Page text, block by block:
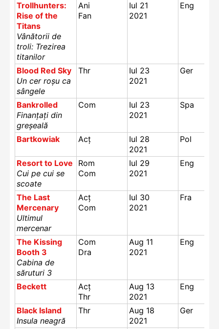
Trollhunters:
Rise of the
Titans
Vânătorii de
troli: Trezirea
titanilor
Ani
Fan
Iul 21
2021
Eng
Blood Red Sky
Un cer roșu ca
sângele
Thr
Iul 23
2021
Ger
Bankrolled
Finanțați din
greșeală
Com
Iul 23
2021
Spa
Bartkowiak Acț
Iul 28
2021
Pol
Resort to Love
Cui pe cui se
scoate
Rom
Com
Iul 29
2021
Eng
The Last
Mercenary
Ultimul
mercenar
Acț
Com
Iul 30
2021
Fra
The Kissing
Booth 3
Cabina de
săruturi 3
Com
Dra
Aug 11
2021
Eng
Beckett
Acț
Thr
Aug 13
2021
Eng
Black Island
Insula neagră
Thr
Aug 18
2021
Ger